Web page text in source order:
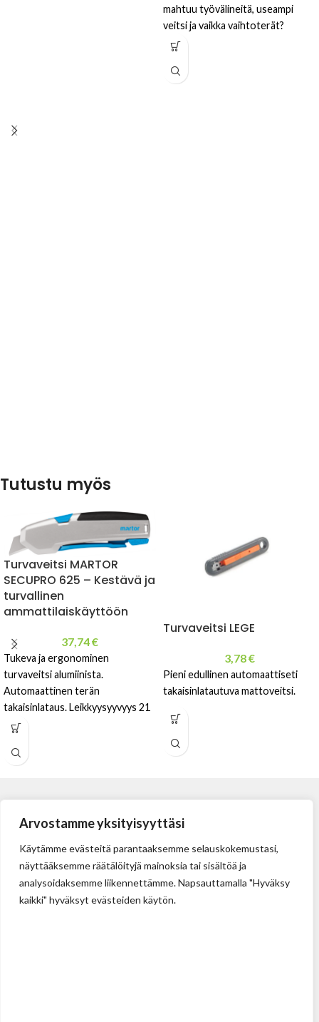
Arvostamme yksityisyyttäsi
Käytämme evästeitä parantaaksemme selauskokemustasi,
näyttääksemme räätälöityjä mainoksia tai sisältöä ja
analysoidaksemme liikennettämme. Napsauttamalla "Hyväksy
kaikki" hyväksyt evästeiden käytön.
mahtuu työvälineitä, useampi
veitsi ja vaikka vaihtoterät?
Tutustu myös
Turvaveitsi MARTOR
SECUPRO 625 – Kestävä ja
turvallinen
ammattilaiskäyttöön
37,74€
Tukeva ja ergonominen
turvaveitsi alumiinista.
Automaattinen terän
takaisinlataus. Leikkyysyyvyys 21
mm. Helppo ja turvallinen käyttää.
Turvaveitsi LEGE
3,78€
Pieni edullinen automaattiseti
takaisinlatautuva mattoveitsi.
Tehdas